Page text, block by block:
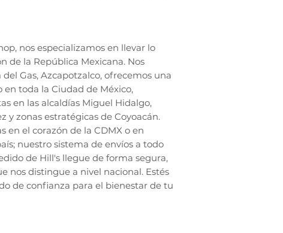
nos especializamos en llevar lo
de la República Mexicana. Nos
Gas, Azcapotzalco, ofrecemos una
toda la Ciudad de México,
en las alcaldías Miguel Hidalgo,
y zonas estratégicas de Coyoacán.
en el corazón de la CDMX o en
nuestro sistema de envíos a todo
de Hill's llegue de forma segura,
nos distingue a nivel nacional. Estés
de confianza para el bienestar de tu